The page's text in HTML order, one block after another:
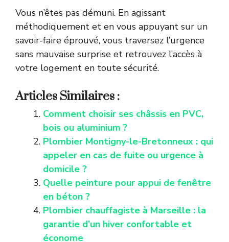
Vous n’êtes pas démuni. En agissant
méthodiquement et en vous appuyant sur un
savoir-faire éprouvé, vous traversez l’urgence
sans mauvaise surprise et retrouvez l’accès à
votre logement en toute sécurité.
Articles Similaires :
Comment choisir ses châssis en PVC,
bois ou aluminium ?
Plombier Montigny-le-Bretonneux : qui
appeler en cas de fuite ou urgence à
domicile ?
Quelle peinture pour appui de fenêtre
en béton ?
Plombier chauffagiste à Marseille : la
garantie d’un hiver confortable et
économe